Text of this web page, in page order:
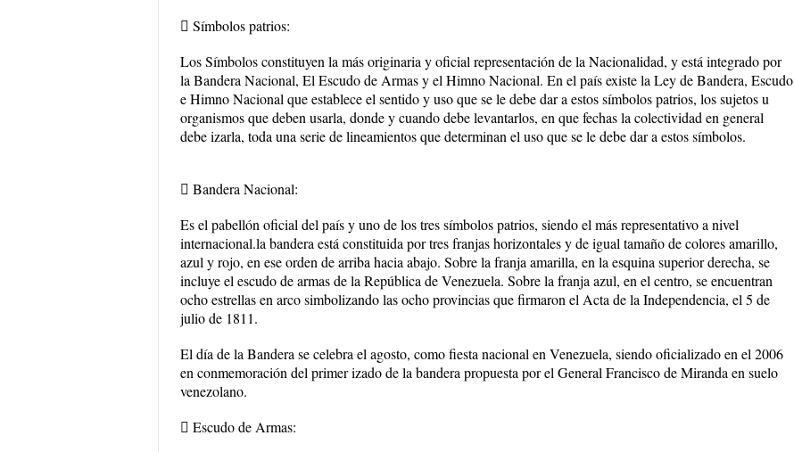
 Símbolos patrios:
Los Símbolos constituyen la más originaria y oficial representación de la Nacionalidad, y está integrado por
la Bandera Nacional, El Escudo de Armas y el Himno Nacional. En el país existe la Ley de Bandera, Escudo
e Himno Nacional que establece el sentido y uso que se le debe dar a estos símbolos patrios, los sujetos u
organismos que deben usarla, donde y cuando debe levantarlos, en que fechas la colectividad en general
debe izarla, toda una serie de lineamientos que determinan el uso que se le debe dar a estos símbolos.
 Bandera Nacional:
Es el pabellón oficial del país y uno de los tres símbolos patrios, siendo el más representativo a nivel
internacional.la bandera está constituida por tres franjas horizontales y de igual tamaño de colores amarillo,
azul y rojo, en ese orden de arriba hacia abajo. Sobre la franja amarilla, en la esquina superior derecha, se
incluye el escudo de armas de la República de Venezuela. Sobre la franja azul, en el centro, se encuentran
ocho estrellas en arco simbolizando las ocho provincias que firmaron el Acta de la Independencia, el 5 de
julio de 1811.
El día de la Bandera se celebra el agosto, como fiesta nacional en Venezuela, siendo oficializado en el 2006
en conmemoración del primer izado de la bandera propuesta por el General Francisco de Miranda en suelo
venezolano.
 Escudo de Armas: